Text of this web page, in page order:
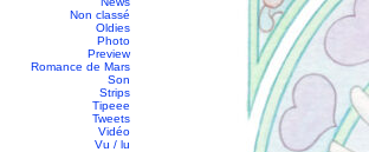
Non classé
Oldies
Photo
Preview
Romance de Mars
Son
Strips
Tipeee
Tweets
Vidéo
Vu / lu